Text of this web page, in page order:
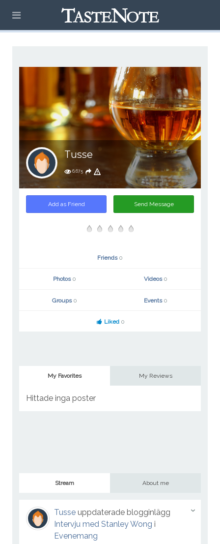
Tusse
6,675
Add as Friend Send Message
Friends 0
Photos 0 Videos 0
Groups 0 Events 0
Liked 0
My Favorites My Reviews
Hittade inga poster
Stream About me
Tusseuppdaterade blogginlägg
Intervju med Stanley Wong i
Evenemang